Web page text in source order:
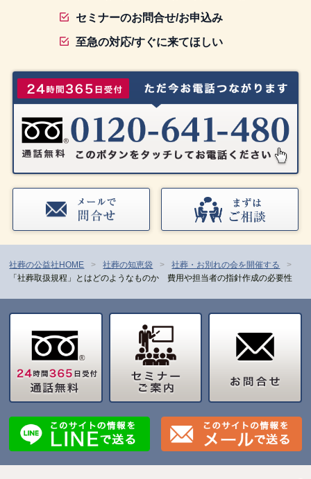
セミナーのお問合せ/お申込み
至急の対応/すぐに来てほしい
社葬の公益社HOME 社葬の知恵袋
社葬・お別れの会を開催する
「社葬取扱規程」とはどのようなものか 費用や担当者の指針作成の必要性